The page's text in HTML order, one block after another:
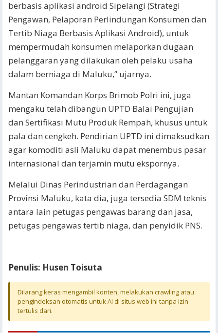
berbasis aplikasi android Sipelangi (Strategi
Pengawan, Pelaporan Perlindungan Konsumen dan
Tertib Niaga Berbasis Aplikasi Android), untuk
mempermudah konsumen melaporkan dugaan
pelanggaran yang dilakukan oleh pelaku usaha
dalam berniaga di Maluku,” ujarnya.
Mantan Komandan Korps Brimob Polri ini, juga
mengaku telah dibangun UPTD Balai Pengujian
dan Sertifikasi Mutu Produk Rempah, khusus untuk
pala dan cengkeh. Pendirian UPTD ini dimaksudkan
agar komoditi asli Maluku dapat menembus pasar
internasional dan terjamin mutu ekspornya.
Melalui Dinas Perindustrian dan Perdagangan
Provinsi Maluku, kata dia, juga tersedia SDM teknis
antara lain petugas pengawas barang dan jasa,
petugas pengawas tertib niaga, dan penyidik PNS.
Penulis: Husen Toisuta
Dilarang keras mengambil konten, melakukan crawling atau
pengindeksan otomatis untuk AI di situs web ini tanpa izin
tertulis dari.